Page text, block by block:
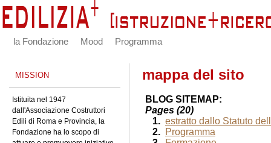
la Fondazione Mood Programma
mappa del sito
BLOG SITEMAP:
Pages (20)
1. estratto dallo Statuto
2. Programma
MISSION
Istituita nel 1947
dall'Associazione Costruttori
Edili di Roma e Provincia, la
Fondazione ha lo scopo di